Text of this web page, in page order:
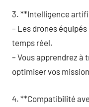
3. **Intelligence
– Les drones équipés
temps réel.
– Vous apprendrez à
optimiser vos
4. **Compatibilité